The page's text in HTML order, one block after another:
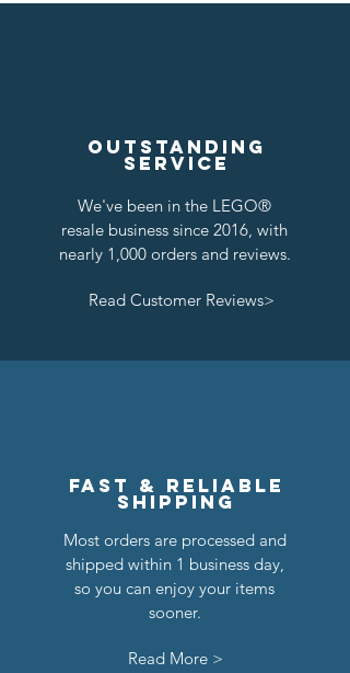
Outstanding
service
We've been in the LEGO®
resale business since 2016, with
nearly 1,000 orders and reviews.
Read Customer Reviews>
Fast & reliable
shipping
Most orders are processed and
shipped within 1 business day,
so you can enjoy your items
sooner.
Read More >